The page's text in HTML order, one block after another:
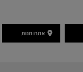
אתרו חנות